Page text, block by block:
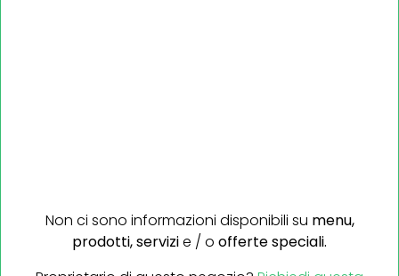
Non ci sono informazioni disponibili su menu,
prodotti,servizie / o offerte speciali.